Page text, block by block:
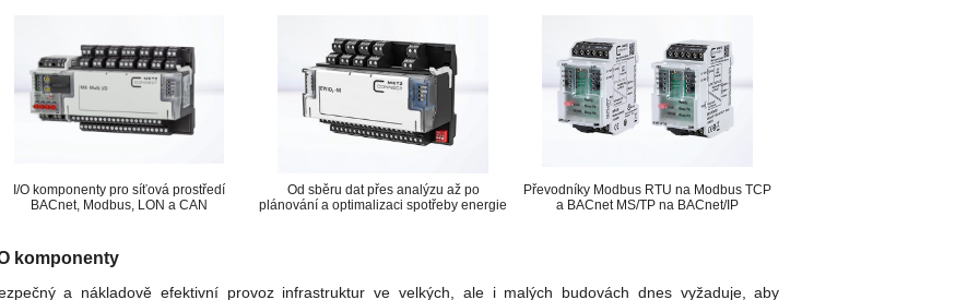
I/O komponenty pro síťová prostředí
BACnet, Modbus, LON a CAN
Od sběru dat přes analýzu až po
plánování a optimalizaci spotřeby energie
Převodníky Modbus RTU na Modbus TCP
a BACnet MS/TP na BACnet/IP
komponenty
a nákladově efektivní provoz infrastruktur ve velkých, ale i malých budovách dnes vyžaduje, aby